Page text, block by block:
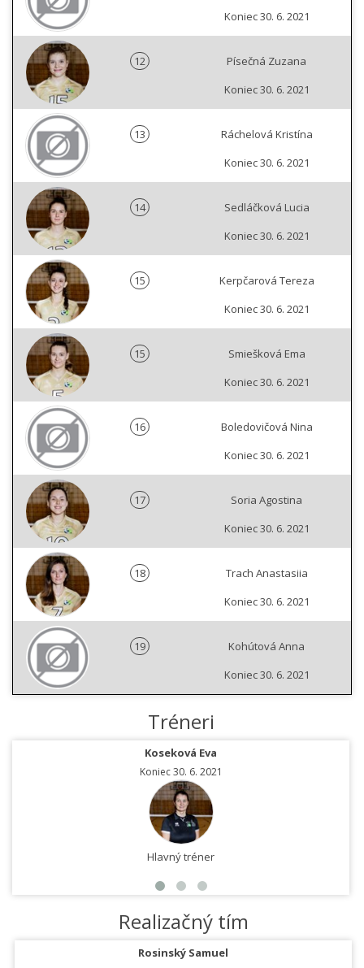
Koniec 30. 6. 2021
12
Písečná Zuzana
Koniec 30. 6. 2021
13
Ráchelová Kristína
Koniec 30. 6. 2021
14
Sedláčková Lucia
Koniec 30. 6. 2021
15
Kerpčarová Tereza
Koniec 30. 6. 2021
15
Smiešková Ema
Koniec 30. 6. 2021
16
Boledovičová Nina
Koniec 30. 6. 2021
17
Soria Agostina
Koniec 30. 6. 2021
18
Trach Anastasiia
Koniec 30. 6. 2021
19
Kohútová Anna
Koniec 30. 6. 2021
Tréneri
Koseková Eva
Koniec 30. 6. 2021
Hlavný tréner
Realizačný tím
Rosinský Samuel